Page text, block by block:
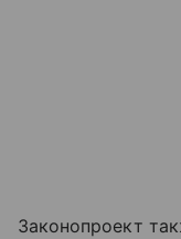
Законопроект